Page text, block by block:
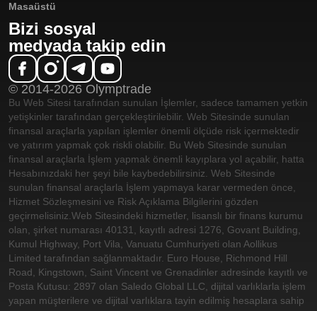
Masaüstü
Bizi sosyal
medyada takip edin
© 2014-2026 Olymptrade
Bu Web Sitesi tarafından sunulan İşlemler, sadece tamamen yetkin
yetişkinler tarafından gerçekleştirilebilir. Web Sitesinde sunulan
finansal araçlarla yapılan işlemler önemli ölçüde risk içermektedir
ve yatırım yapmak çok riskli olabilir. Bu Web Sitesinde sunulan
finansal araçlarla İşlem yapmak önemli kayıplara yol açabilir, hatta
Hesabınızdaki her şeyi bile kaybedebilirsiniz. Web Sitesinde
sunulan finansal araçlarla İşlem yapmaya karar vermeden önce,
Hizmet Sözleşmesini ve Risk Açıklama Bilgilerini gözden
geçirmelisiniz.Web Sitesindeki hizmetler, lisanslı bir finans kurumu
olan, şirket numarası 40131, kayıtlı adresi 1276, Govant Building,
Kumul Highway, Port Vila, Vanuatu Cumhuriyeti olan Aollikus
Limited tarafından sağlanmaktadır. Euro House, Richmond Hill
Road, Kingstown, Saint Vincent ve Grenadinler adresinde kayıtlı ve
Posta Kutusu: 2897 olan Saledo Global LLC, dijital varlıklarla işlem
yapan müşterilere ve dijital varlıklara tayin edilmiş hesaplara sahip